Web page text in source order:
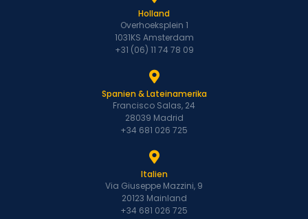
Holland
Overhoeksplein 1
1031KS Amsterdam
+31 (06) 11 74 78 09
Spanien & Lateinamerika
Francisco Salas, 24
28039 Madrid
+34 681 026 725
Italien
Via Giuseppe Mazzini, 9
20123 Mainland
+34 681 026 725